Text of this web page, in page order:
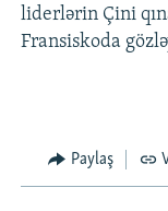
liderlərin Çini
Fransiskoda
Paylaş